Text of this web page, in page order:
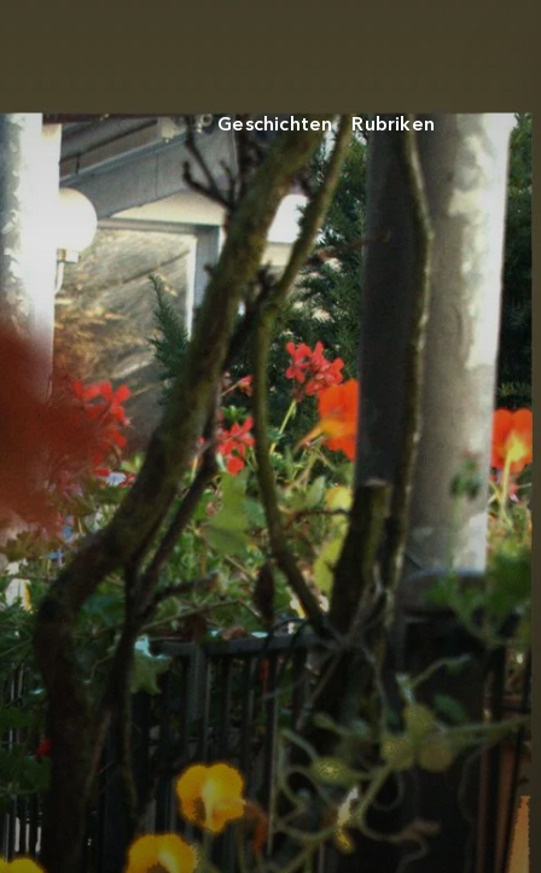
Geschichten Rubriken